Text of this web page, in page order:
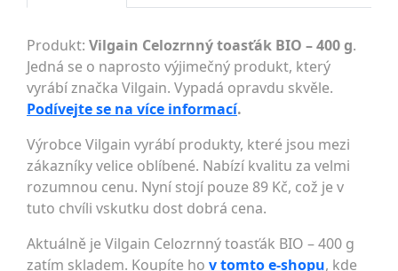
Produkt: Vilgain Celozrnný toasťák BIO – 400 g.
Jedná se o naprosto výjimečný produkt, který
vyrábí značka Vilgain. Vypadá opravdu skvěle.
Podívejte se na více informací.
Výrobce Vilgain vyrábí produkty, které jsou mezi
zákazníky velice oblíbené. Nabízí kvalitu za velmi
rozumnou cenu. Nyní stojí pouze 89 Kč, což je v
tuto chvíli vskutku dost dobrá cena.
Aktuálně je Vilgain Celozrnný toasťák BIO – 400 g
zatím skladem. Koupíte ho v tomto e-shopu, kde